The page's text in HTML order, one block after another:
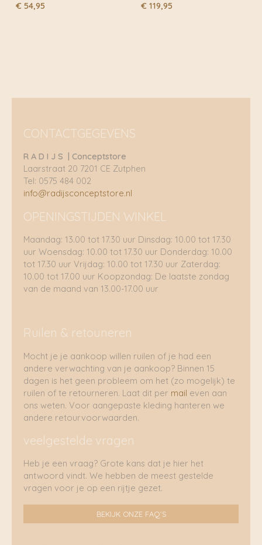
€ 54,95
€ 119,95
CONTACTGEGEVENS
R A D I J S | Conceptstore
Laarstraat 20 7201 CE Zutphen
Tel: 0575 484 002
info@radijsconceptstore.nl
OPENINGSTIJDEN WINKEL
Maandag: 13.00 tot 17.30 uur Dinsdag: 10.00 tot 17.30
uur Woensdag: 10.00 tot 17.30 uur Donderdag: 10.00
tot 17.30 uur Vrijdag: 10.00 tot 17.30 uur Zaterdag:
10.00 tot 17.00 uur Koopzondag: De laatste zondag
van de maand van 13.00-17.00 uur
Ruilen & retouneren
Mocht je je aankoop willen ruilen of je had een
andere verwachting van je aankoop? Binnen 15
dagen is het geen probleem om het (zo mogelijk) te
ruilen of te retourneren. Laat dit per mail even aan
ons weten. Voor aangepaste kleding hanteren we
andere retourvoorwaarden.
veelgestelde vragen
Heb je een vraag? Grote kans dat je hier het
antwoord vindt. We hebben de meest gestelde
vragen voor je op een rijtje gezet.
BEKIJK ONZE FAQ'S